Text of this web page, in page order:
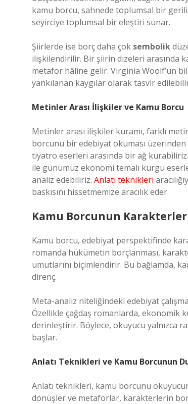
kamu borcu, sahnede toplumsal bir
seyirciye toplumsal bir eleştiri sunar.
Şiirlerde ise borç daha çok sembolik
ilişkilendirilir. Bir şiirin dizeleri arasında
metafor hâline gelir. Virginia Woolf’un
yankılanan kaygılar olarak tasvir
Metinler Arası İlişkiler ve Kamu Borcu
Metinler arası ilişkiler kuramı, farklı
borcunu bir edebiyat okuması
tiyatro eserleri arasında bir ağ
ile günümüz ekonomi temalı kurgu
analiz edebiliriz. Anlatı teknikleri
baskısını hissetmemize aracılık eder.
Kamu Borcunun
Kamu borcu, edebiyat perspektifinde
romanda hükümetin borçlanması,
umutlarını biçimlendirir. Bu bağlamda,
direnç.
Meta-analiz niteliğindeki edebiyat
Özellikle çağdaş romanlarda, ekonomik
derinleştirir. Böylece, okuyucu yalnızca
başlar.
Anlatı Teknikleri ve Kamu Borcunun
Anlatı teknikleri, kamu borcunu
dönüşler ve metaforlar, karakterlerin